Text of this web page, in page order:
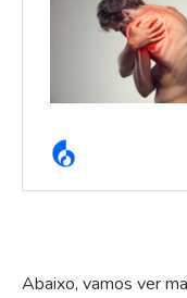
Abaixo, vamos ver